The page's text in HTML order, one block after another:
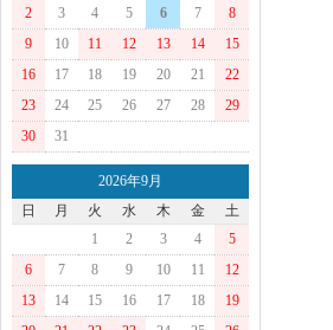
2
3 4 5 6 7
8
9
10 11 12 13 14
15
16
17 18 19 20 21
22
23
24 25 26 27 28
29
30
31
2026年9月
日
月 火 水 木 金
土
1
2 3 4
5
6
7 8 9 10 11
12
13
14 15 16 17 18
19